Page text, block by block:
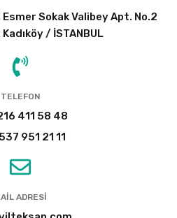
Sokak Valibey Apt. No.2
/ İSTANBUL
TELEFON
411 58 48
951 21 11
ADRESI